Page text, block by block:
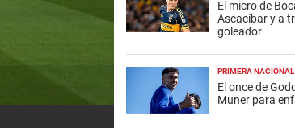
El micro de
Ascacíbar y a
goleador
PRIMERA NACIONAL
El once de
Muner para